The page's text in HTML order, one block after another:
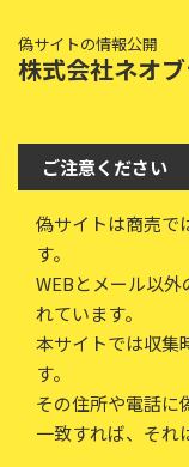
偽サイトの情報公開
株式会社ネオ
ご注意ください
偽サイトは商売で
す。
WEBとメール以
れています。
本サイトでは収集
す。
その住所や電話
一致すれば、それ